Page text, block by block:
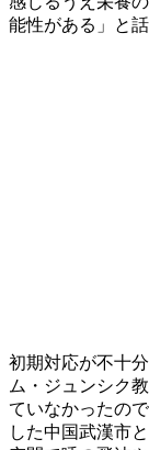
能性がある」と話
初期対応が不十
ム・ジュンシク
ていなかったの
した中国武漢市